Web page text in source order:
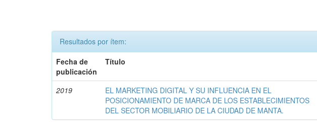
Resultados por ítem:
Fecha de
publicación
Título
2019
EL MARKETING DIGITAL Y SU INFLUENCIA EN EL
POSICIONAMIENTO DE MARCA DE LOS ESTABLECIMIENTOS
DEL SECTOR MOBILIARIO DE LA CIUDAD DE MANTA.